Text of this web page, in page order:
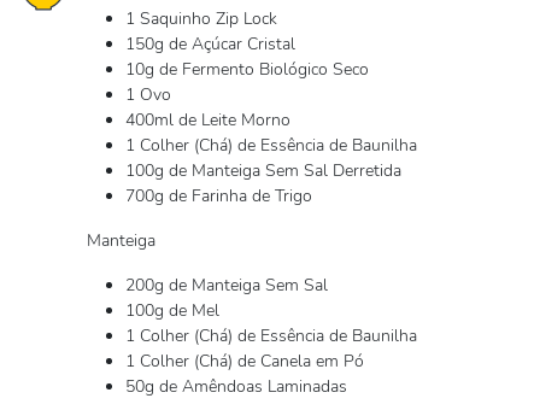
1 Saquinho Zip Lock
150g de Açúcar Cristal
10g de Fermento Biológico Seco
1 Ovo
400ml de Leite Morno
1 Colher (Chá) de Essência de Baunilha
100g de Manteiga Sem Sal Derretida
700g de Farinha de Trigo
Manteiga
200g de Manteiga Sem Sal
100g de Mel
1 Colher (Chá) de Essência de Baunilha
1 Colher (Chá) de Canela em Pó
50g de Amêndoas Laminadas